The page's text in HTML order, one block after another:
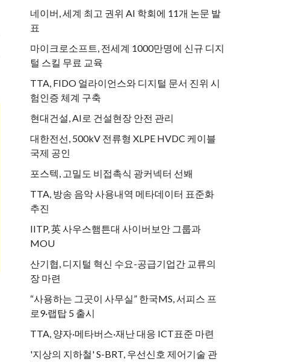
네이버, 세계 최고 권위 AI 학회에 11개 논문 발
표
마이크로소프트, 전세계 1000만명에 신규 디지
털 스킬 무료 교육
TTA, FIDO 얼라이언스와 디지털 문서 진위 시
험인증 체계 구축
현대건설, AI로 건설현장 안전 관리
대한전선, 500kV 전류형 XLPE HVDC 케이블
국제 공인
포스텍, 고밀도 비접촉식 광커넥터 선봬
TTA, 방송 음악 사용내역 메타데이터 표준화
추진
IITP, 英 사우스햄튼대 사이버보안 그룹과
MOU
산기협, 디지털 혁신 수요-공급기업간 교류의
장 마련
“사용하는 그곳이 사무실” 한국MS, 서피스 프
로9·랩탑 5 출시
TTA, 양자·메타버스·재난 대응 ICT표준 마련
'지상의 지하철' S-BRT, 우선신호 제어기술 관